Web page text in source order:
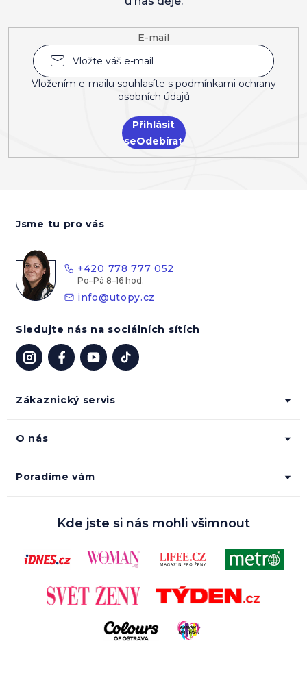
E-mail
Vložením e-mailu souhlasíte s podmínkami ochrany
osobních údajů
Přihlásit
se
Zákaznický servis
O nás
Poradíme vám
Jsme tu pro vás
+420 778 777 052
info@utopy.cz
Sledujte nás na sociálních sítích
Kde jste si nás mohli všimnout